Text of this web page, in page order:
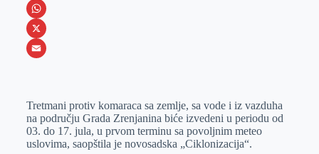
e
b
o
s
s
e
e
r
i
n
k
I
n
V
i
b
W
h
s
A
p
X
a
i
l
Tretmani protiv komaraca sa zemlje, sa vode i iz vazduha
na području Grada Zrenjanina biće izvedeni u periodu od
03. do 17. jula, u prvom terminu sa povoljnim meteo
uslovima, saopštila je novosadska „Ciklonizacija“.